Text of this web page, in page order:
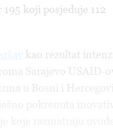
koji posjeduje 112
kao rezultat
Sarajevo USAID-